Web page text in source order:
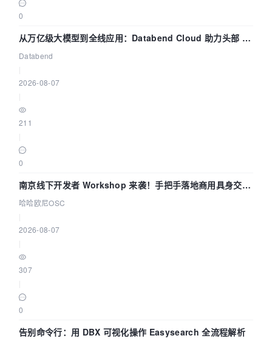
0
从万亿级大模型到全线应用：Databend Cloud 助力头部 AI
企业构建全链路 Trace 数据管道
Databend
2026-08-07
211
0
南京线下开发者 Workshop 来袭！手把手落地商用具身交互
智能 Agent 应用
哈哈欧尼OSC
2026-08-07
307
0
告别命令行：用 DBX 可视化操作 Easysearch 全流程解析